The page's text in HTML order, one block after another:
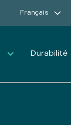
Français
Durabilité